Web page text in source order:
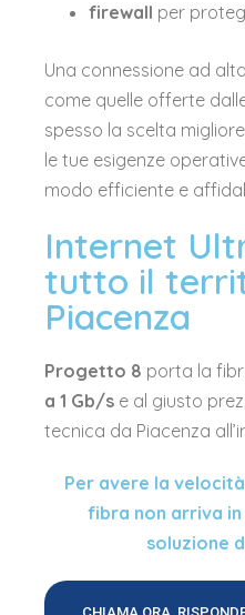
firewall per
Una connessione ad
come quelle offerte
spesso la scelta
le tue esigenze
modo efficiente e
Internet
tutto il
Piacenza
Progetto 8 porta la
a 1 Gb/s e al giusto
tecnica da Piacenza
Per avere la
fibra non arriva in
soluzione